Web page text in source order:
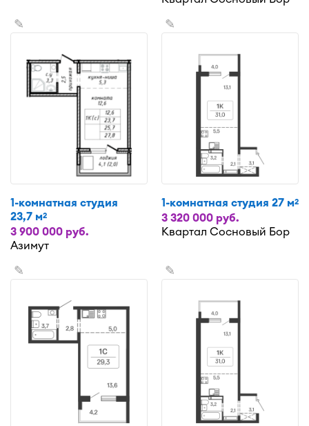
✎
1-комнатная студия
23,7 м2
3 900 000 руб.
Азимут
✎
1-комнатная студия 27 м2
3 320 000 руб.
Квартал Сосновый Бор
✎ ✎